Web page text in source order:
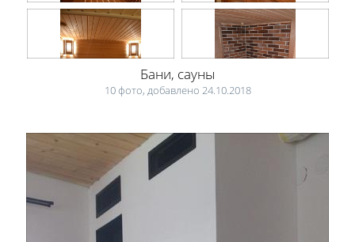
Бани, сауны
10 фото, добавлено 24.10.2018